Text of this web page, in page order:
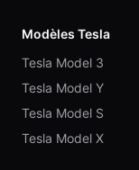
Modèles Tesla
Tesla Model 3
Tesla Model Y
Tesla Model S
Tesla Model X